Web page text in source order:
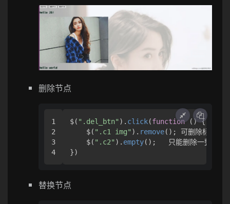
删除节点
1
2
3
$( ".del_btn" ). click(function () {
    $(
".c1 img" ). remove(); 可删除标签
    $(
".c2" ). empty();   只能删除一整个
})
替换节点